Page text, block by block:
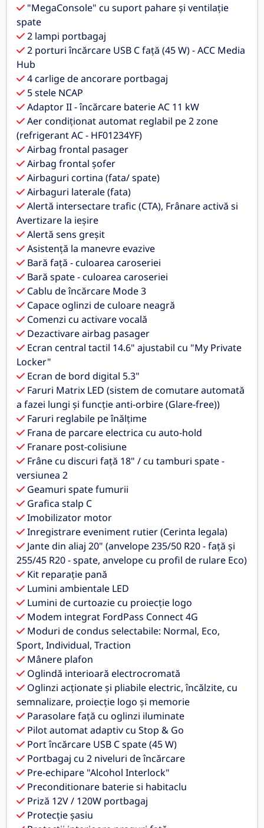
"MegaConsole" cu suport pahare și ventilație
spate
2 lampi portbagaj
2 porturi încărcare USB C față (45 W) - ACC Media
Hub
4 carlige de ancorare portbagaj
5 stele NCAP
Adaptor II - încărcare baterie AC 11 kW
Aer condiționat automat reglabil pe 2 zone
(refrigerant AC - HF01234YF)
Airbag frontal pasager
Airbag frontal șofer
Airbaguri cortina (fata/ spate)
Airbaguri laterale (fata)
Alertă intersectare trafic (CTA), Frânare activă si
Avertizare la ieșire
Alertă sens greșit
Asistență la manevre evazive
Bară față - culoarea caroseriei
Bară spate - culoarea caroseriei
Cablu de încărcare Mode 3
Capace oglinzi de culoare neagră
Comenzi cu activare vocală
Dezactivare airbag pasager
Ecran central tactil 14.6" ajustabil cu "My Private
Locker"
Ecran de bord digital 5.3"
Faruri Matrix LED (sistem de comutare automată
a fazei lungi și funcție anti-orbire (Glare-free))
Faruri reglabile pe înălțime
Frana de parcare electrica cu auto-hold
Franare post-colisiune
Frâne cu discuri față 18" / cu tamburi spate -
versiunea 2
Geamuri spate fumurii
Grafica stalp C
Imobilizator motor
Inregistrare eveniment rutier (Cerinta legala)
Jante din aliaj 20" (anvelope 235/50 R20 - față și
255/45 R20 - spate, anvelope cu profil de rulare Eco)
Kit reparație pană
Lumini ambientale LED
Lumini de curtoazie cu proiecție logo
Modem integrat FordPass Connect 4G
Moduri de condus selectabile: Normal, Eco,
Sport, Individual, Traction
Mânere plafon
Oglindă interioară electrocromată
Oglinzi acționate și pliabile electric, încălzite, cu
semnalizare, proiecție logo și memorie
Parasolare față cu oglinzi iluminate
Pilot automat adaptiv cu Stop & Go
Port încărcare USB C spate (45 W)
Portbagaj cu 2 niveluri de încărcare
Pre-echipare "Alcohol Interlock"
Preconditionare baterie si habitaclu
Priză 12V / 120W portbagaj
Protecție șasiu